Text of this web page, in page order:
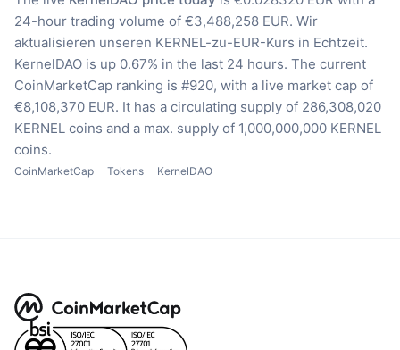
24-hour trading volume of €3,488,258 EUR. Wir
aktualisieren unseren KERNEL-zu-EUR-Kurs in Echtzeit.
KernelDAO is up 0.67% in the last 24 hours. The current
CoinMarketCap ranking is #920, with a live market cap of
€8,108,370 EUR. It has a circulating supply of 286,308,020
KERNEL coins and a max. supply of 1,000,000,000 KERNEL
coins.
CoinMarketCap Tokens KernelDAO